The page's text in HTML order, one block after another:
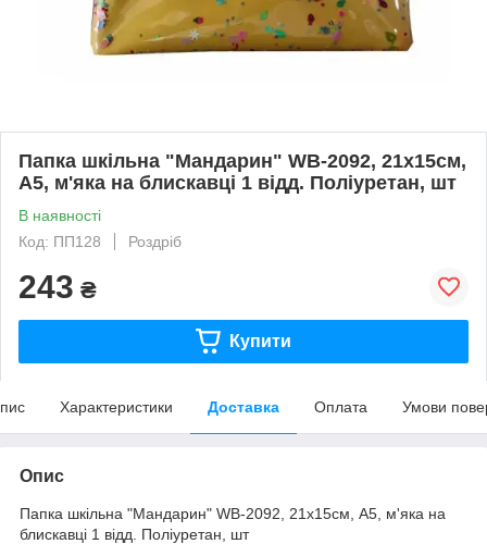
Папка шкільна "Мандарин" WB-2092, 21х15см,
А5, м'яка на блискавці 1 відд. Поліуретан, шт
В наявності
Код: ПП128
Роздріб
243 ₴
Купити
Характеристики Доставка Оплата Умови
Опис
Папка шкільна "Мандарин" WB-2092, 21х15см, А5, м'яка на
блискавці 1 відд. Поліуретан, шт